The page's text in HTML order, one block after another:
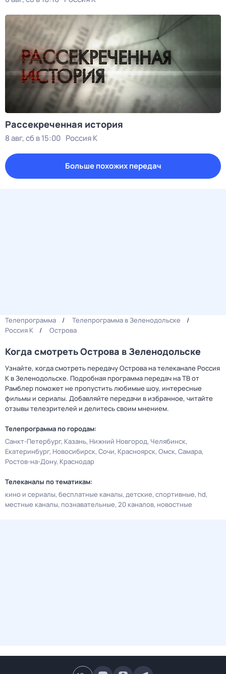
Рассекреченная история
8 авг, сб в 15:00 Россия К
Больше похожих передач
Телепрограмма
Телепрограмма в Зеленодольске
Россия К
Острова
Когда смотреть Острова в Зеленодольске
Узнайте, когда смотреть передачу Острова на телеканале Россия
К в Зеленодольске. Подробная программа передач на ТВ от
Рамблер поможет не пропустить любимые шоу, интересные
фильмы и сериалы. Добавляйте передачи в избранное, читайте
отзывы телезрителей и делитесь своим мнением.
Телепрограмма по городам:
Санкт-Петербург Казань Нижний Новгород Челябинск
Екатеринбург Новосибирск Сочи Красноярск Омск Самара
Ростов-на-Дону Краснодар
Телеканалы по тематикам:
кино и сериалы бесплатные каналы детские спортивные hd
местные каналы познавательные 20 каналов новостные